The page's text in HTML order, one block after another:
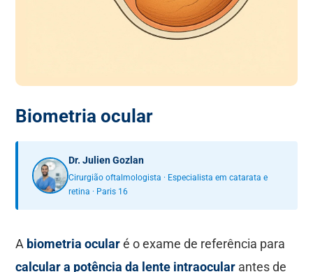
Biometria ocular
Dr. Julien Gozlan
Cirurgião oftalmologista · Especialista em catarata e
retina · Paris 16
A biometria ocularé o exame de referência para
calcular a potência da lente intraocular antes de